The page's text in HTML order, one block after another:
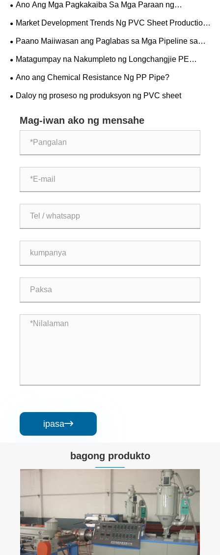
Ano Ang Mga Pagkakaiba Sa Mga Paraan ng
Koneksyon sa Pagitan ng PP At PVC Pipes?
Market Development Trends Ng PVC Sheet Production
Lines
Paano Maiiwasan ang Paglabas sa Mga Pipeline sa
Labas?
Matagumpay na Nakumpleto ng Longchangjie PE
Solid-wall Spiral-wound Pipe ang Trial Run!!!
Ano ang Chemical Resistance Ng PP Pipe?
Daloy ng proseso ng produksyon ng PVC sheet
Mag-iwan ako ng mensahe
ipasa
bagong produkto